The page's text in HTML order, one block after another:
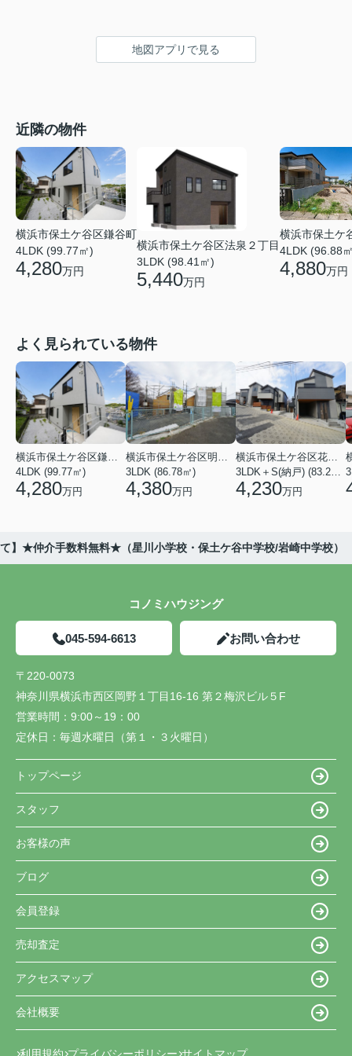
地図アプリで見る
近隣の物件
横浜市保土ケ谷区鎌谷町
4LDK (99.77㎡)
4,280万円
横浜市保土ケ谷区法泉２丁目
3LDK (98.41㎡)
5,440万円
横浜市保土ケ
4LDK (96.88
4,880万円
よく見られている物件
4LDK (99.77㎡)
4,280万円
3LDK (86.78㎡)
4,380万円 4,230万円
】★仲介手数料無料★（星川小学校・保土ケ谷中学校/岩崎中学校）
コノミハウジング
045-594-6613 お問い合わせ
〒220-0073
神奈川県横浜市西区岡野１丁目16-16 第２梅沢ビル５F
営業時間： 9:00～19：00
定休日： 毎週水曜日（第１・３火曜日）
トップページ
スタッフ
お客様の声
ブログ
会員登録
売却査定
アクセスマップ
会社概要
利用規約 プライバシーポリシー サイトマップ